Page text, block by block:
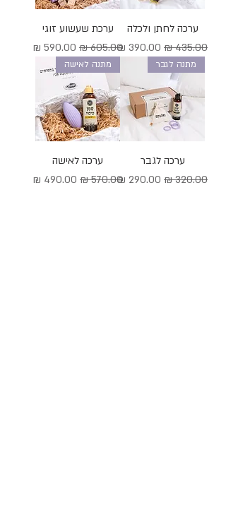
ערכה לחתן ולכלה
מחיר רגיל
מחיר מבצע
ערכת שעשוע זוגי
מחיר רגיל
מחיר מבצע
מתנה לגבר
ערכה לגבר
מחיר רגיל
מחיר מבצע
מתנה לאישה
ערכה לאישה
מחיר רגיל מחיר מבצע